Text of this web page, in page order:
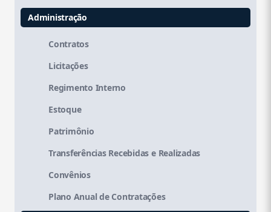
Administração
Contratos
Licitações
Regimento Interno
Estoque
Patrimônio
Transferências Recebidas e Realizadas
Convênios
Plano Anual de Contratações